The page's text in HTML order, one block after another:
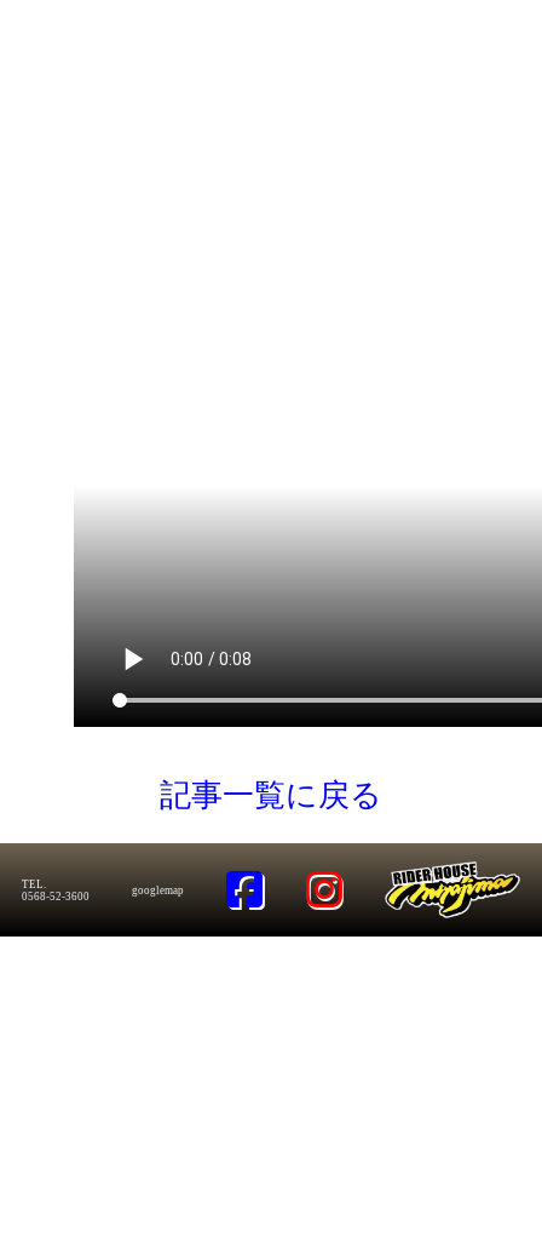
記事一覧に戻る
TEL.
0568-52-3600
googlemap